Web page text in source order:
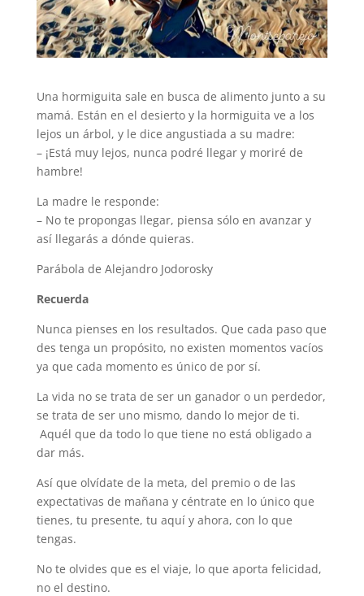
Una hormiguita sale en busca de alimento junto a su
mamá. Están en el desierto y la hormiguita ve a los
lejos un árbol, y le dice angustiada a su madre:
– ¡Está muy lejos, nunca podré llegar y moriré de
hambre!
La madre le responde:
– No te propongas llegar, piensa sólo en avanzar y
así llegarás a dónde quieras.
Parábola de Alejandro Jodorosky
Recuerda
Nunca pienses en los resultados. Que cada paso que
des tenga un propósito, no existen momentos vacíos
ya que cada momento es único de por sí.
La vida no se trata de ser un ganador o un perdedor,
se trata de ser uno mismo, dando lo mejor de ti.
Aquél que da todo lo que tiene no está obligado a
dar más.
Así que olvídate de la meta, del premio o de las
expectativas de mañana y céntrate en lo único que
tienes, tu presente, tu aquí y ahora, con lo que
tengas.
No te olvides que es el viaje, lo que aporta felicidad,
no el destino.